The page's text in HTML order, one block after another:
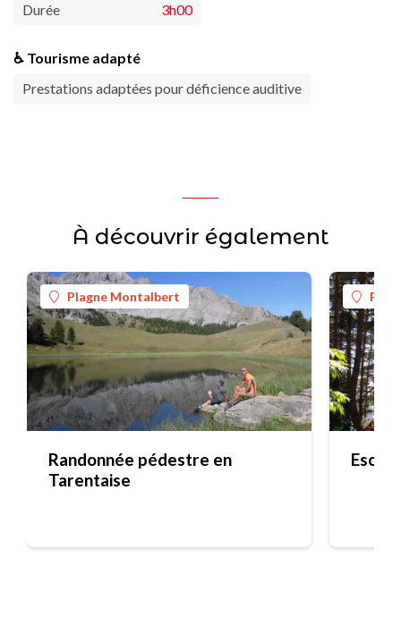
Durée 3h00
♿ Tourisme adapté
Prestations adaptées pour déficience auditive
À découvrir également
Plagne Montalbert
Randonnée pédestre en
Tarentaise